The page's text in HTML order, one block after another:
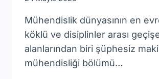
Mühendislik dünyasının en
köklü ve disiplinler arası
alanlarından biri şüphesiz
mühendisliği bölümü…